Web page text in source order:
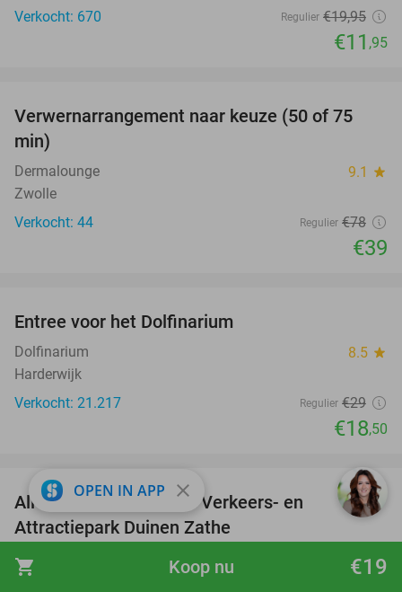
shopping_cart €19
Koop nu
Verkocht: 670
Regulier €19,95
€11 ,95
50%
Verwernarrangement naar keuze (50 of 75
min)
Dermalounge 9.1 star
Zwolle
Verkocht: 44
Regulier €78
€39
Entree voor het Dolfinarium
Dolfinarium 8.5 star
Harderwijk
Verkocht: 21.217
Regulier €29
€18,50
15%
All-in entreeticket voor Verkeers- en
Attractiepark Duinen Zathe
Verkeers- en Attractiepark Duinen Zathe 9.8 star
Appelscha
OPEN IN APP close